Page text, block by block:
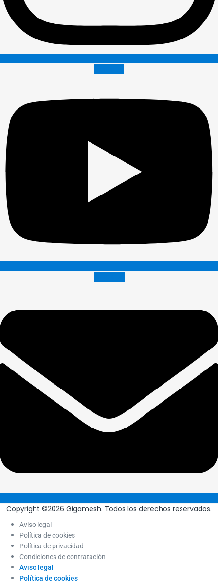
Copyright ©2026 Gigamesh. Todos los derechos reservados.
Aviso legal
Política de cookies
Política de privacidad
Condiciones de contratación
Aviso legal
Política de cookies